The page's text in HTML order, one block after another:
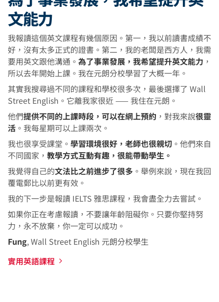
文能力
我報讀這個英文課程有幾個原因。第一，我以前讀書成績不
好，沒有太多正式的證書。第二，我的老闆是西方人，我需
要用英文跟他溝通。 為了事業發展，我希望提升英文能力 ，
所以去年開始上課。我在元朗分校學習了大概一年。
其實我搜尋過不同的課程和學校很多次，最後選擇了 Wall
Street English。它離我家很近 —— 我住在元朗。
他們提供不同的上課時段，可以在網上預約 ，對我來說很靈
活 。我每星期可以上課兩次。
我也很享受課堂。 學習環境很好，老師也很親切 。他們來自
不同國家， 教學方式互動有趣，很能帶動學生。
我覺得自己的文法比之前進步了很多 。舉例來說，現在我回
覆電郵比以前更有效。
我的下一步是報讀 IELTS 雅思課程，我會盡全力去嘗試。
如果你正在考慮報讀，不要讓年齡阻礙你。只要你堅持努
力，永不放棄，你一定可以成功。
Fung, Wall Street English 元朗分校學生
實用英語課程